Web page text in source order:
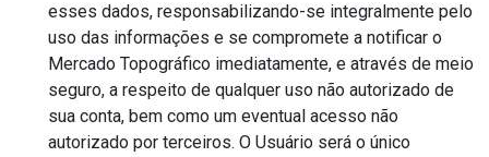
esses dados, responsabilizando-se integralmente pelo
uso das informações e se compromete a notificar o
Mercado Topográfico imediatamente, e através de meio
seguro, a respeito de qualquer uso não autorizado de
sua conta, bem como um eventual acesso não
autorizado por terceiros. O Usuário será o único